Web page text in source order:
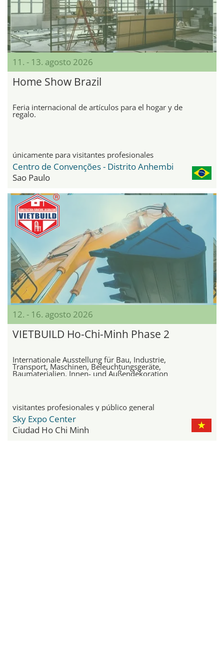
11. - 13. agosto 2026
Home Show Brazil
Feria internacional de artículos para el hogar y de
regalo.
únicamente para visitantes profesionales
Centro de Convenções - Distrito Anhembi
Sao Paulo
12. - 16. agosto 2026
VIETBUILD Ho-Chi-Minh Phase 2
Internationale Ausstellung für Bau, Industrie,
Transport, Maschinen, Beleuchtungsgeräte,
Baumaterialien, Innen- und Außendekoration
visitantes profesionales y público general
Sky Expo Center
Ciudad Ho Chi Minh